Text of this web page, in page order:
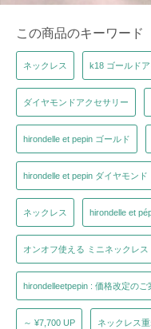
この商品のキーワード
ネックレス k18 ゴールド
ダイヤモンドアクセサリー
hirondelle et pepin ゴールド
hirondelle et pepin ダイヤモンド
ネックレス hirondelle et
オンオフ使える ミニネックレス
hirondelleetpepin : 価格改定のご
～ ¥7,700 UP ネックレス